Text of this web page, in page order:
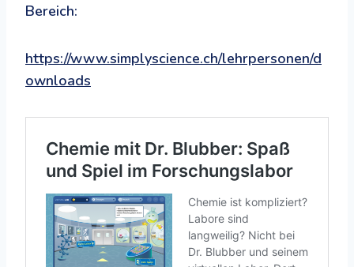
Bereich:
https://www.simplyscience.ch/lehrpersonen/d
ownloads